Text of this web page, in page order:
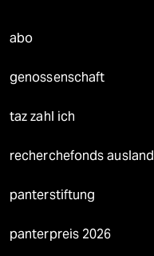
abo
genossenschaft
taz zahl ich
recherchefonds ausland
panterstiftung
panterpreis 2026